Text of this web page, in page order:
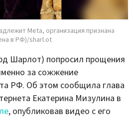
Meta, организация признана
в РФ)/sharl.ot
Шарлот) попросил прощения
за сожжение
РФ. Об этом сообщила глава
Екатерина Мизулина в
, опубликовав видео с его